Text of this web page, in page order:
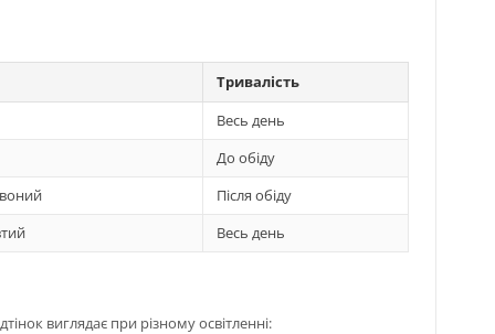
Тривалість
Весь день
До обіду
Після обіду
Весь день
виглядає при різному освітленні: